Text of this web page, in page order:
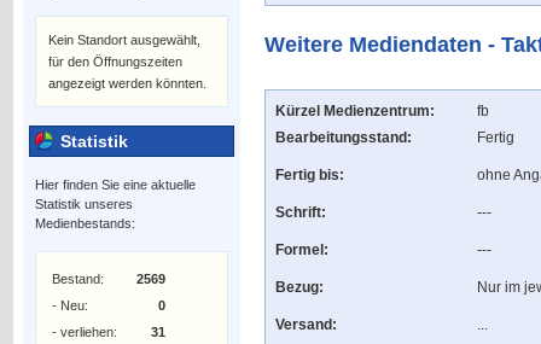
Kein Standort ausgewählt,
für den Öffnungszeiten
angezeigt werden könnten.
Statistik
Hier finden Sie eine aktuelle
Statistik unseres
Medienbestands:
Bestand:
2569
- Neu:
0
- verliehen:
31
Weitere Mediendaten -
Kürzel Medienzentrum:
fb
Bearbeitungsstand:
Fertig
Fertig bis: ohne
Schrift: ---
Formel: ---
Bezug: Nur im
Versand: ...